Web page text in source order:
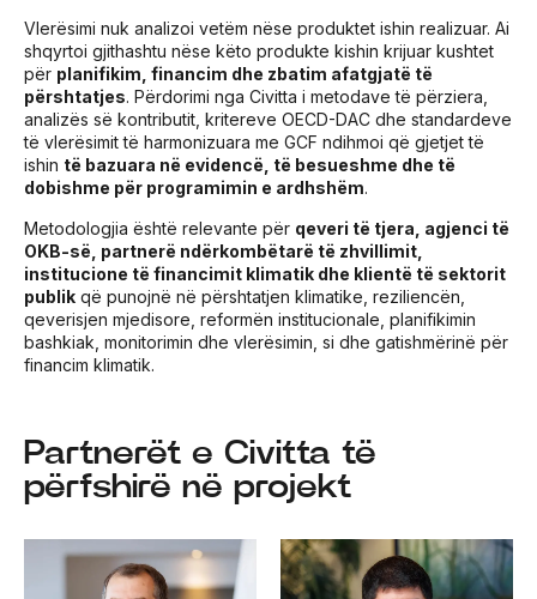
Vlerësimi nuk analizoi vetëm nëse produktet ishin realizuar. Ai
shqyrtoi gjithashtu nëse këto produkte kishin krijuar kushtet
për planifikim, financim dhe zbatim afatgjatë të
përshtatjes. Përdorimi nga Civitta i metodave të përziera,
analizës së kontributit, kritereve OECD-DAC dhe standardeve
të vlerësimit të harmonizuara me GCF ndihmoi që gjetjet të
ishin të bazuara në evidencë, të besueshme dhe të
dobishme për programimin e ardhshëm.
Metodologjia është relevante për qeveri të tjera, agjenci të
OKB-së, partnerë ndërkombëtarë të zhvillimit,
institucione të financimit klimatik dhe klientë të sektorit
publik që punojnë në përshtatjen klimatike, reziliencën,
qeverisjen mjedisore, reformën institucionale, planifikimin
bashkiak, monitorimin dhe vlerësimin, si dhe gatishmërinë për
financim klimatik.
Partnerët e Civitta të
përfshirë në projekt